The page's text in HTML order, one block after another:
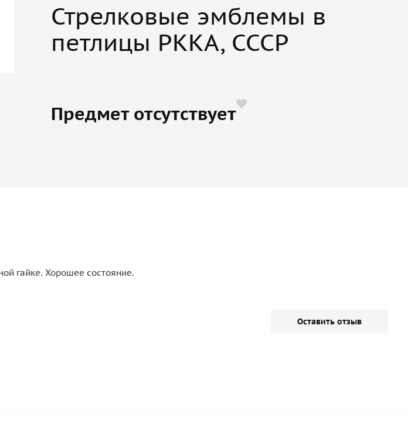
Стрелковые эмблемы в
петлицы РККА, СССР
Предмет отсутствует
гайке. Хорошее состояние.
Оставить отзыв